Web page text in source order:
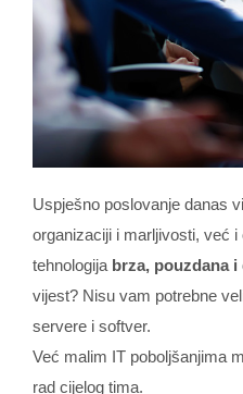
Uspješno poslovanje danas
organizaciji i marljivosti, već
tehnologija brza, pouzdana
vijest? Nisu vam potrebne
servere i softver.
Već malim IT poboljšanjima
rad cijelog tima.